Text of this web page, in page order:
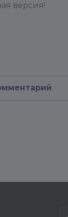
версия!